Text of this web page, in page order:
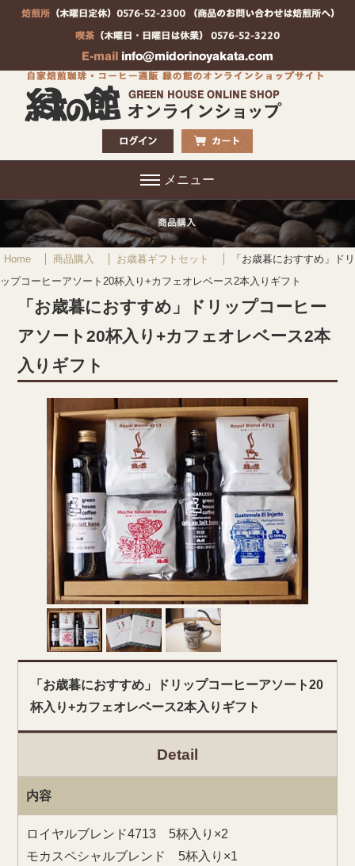
メニュー
Home 商品購入 お歳暮ギフトセット
「お歳暮におすすめ」ドリ
ップコーヒーアソート20杯入り+カフェオレベース2本入りギフト
「お歳暮におすすめ」ドリップコーヒー
アソート20杯入り+カフェオレベース2本
入りギフト
「お歳暮におすすめ」ドリップコーヒーアソート20
杯入り+カフェオレベース2本入りギフト
Detail
内容
ロイヤルブレンド4713 5杯入り×2
モカスペシャルブレンド 5杯入り×1